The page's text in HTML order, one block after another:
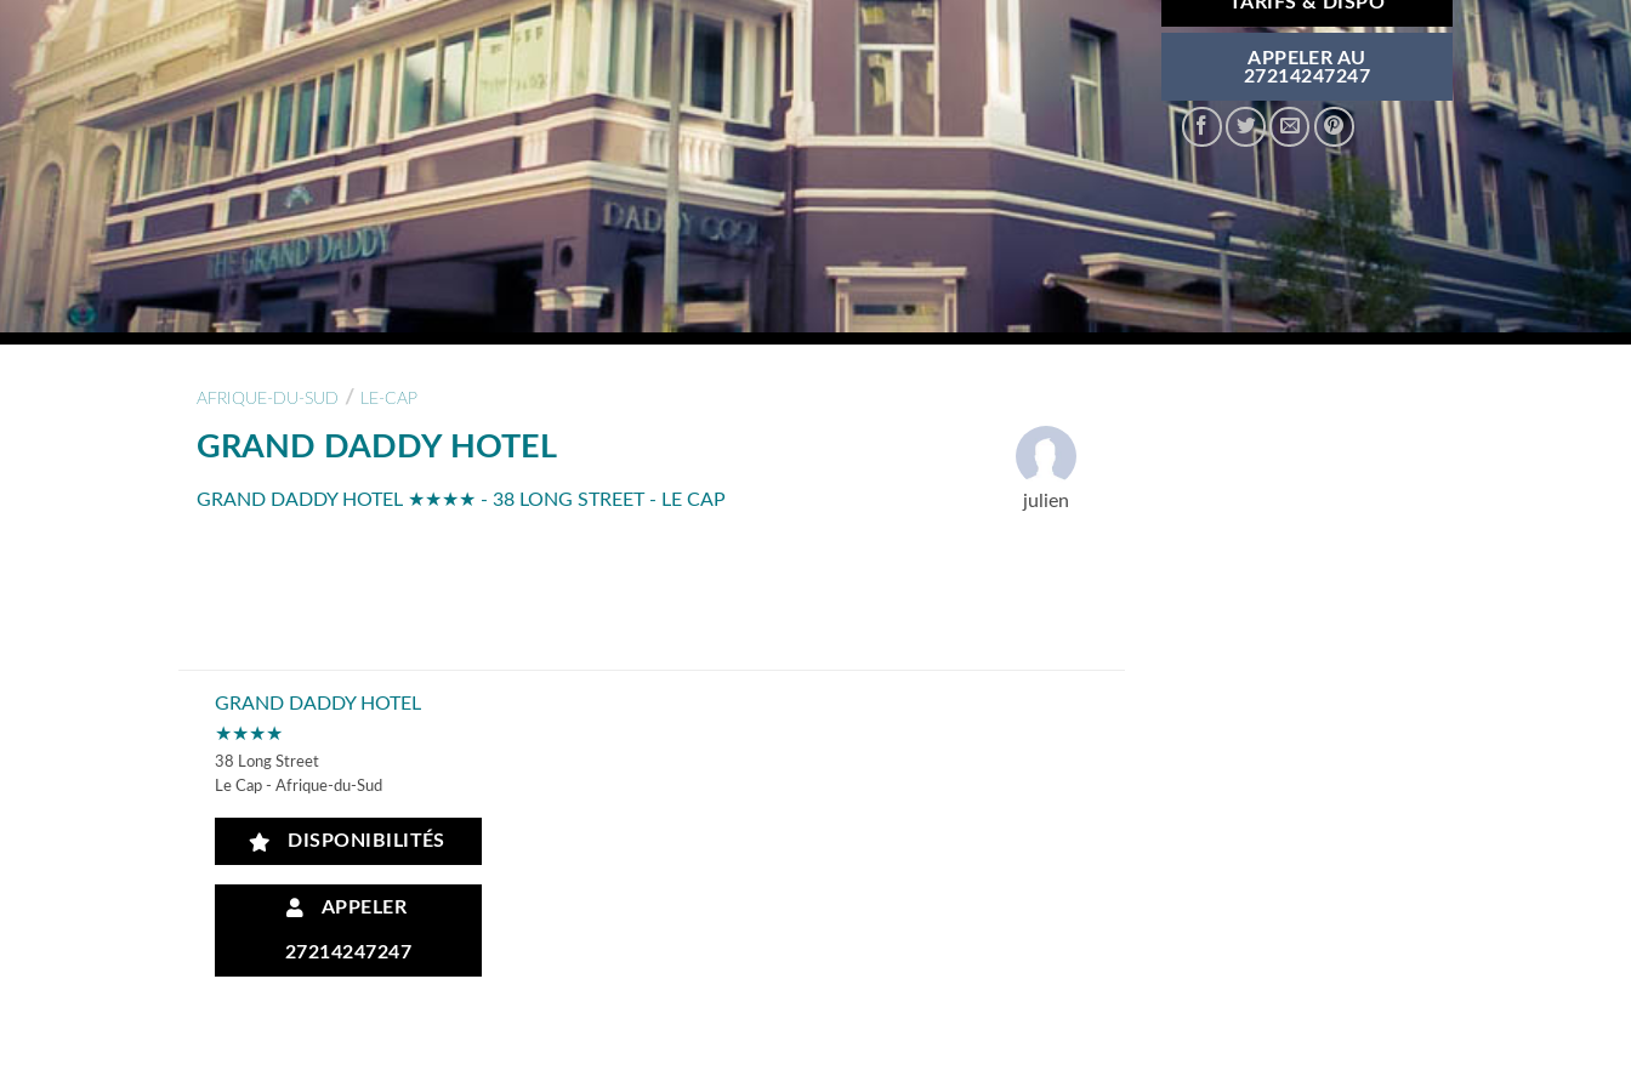
AFRIQUE-DU-SUD / LE-CAP
GRAND DADDY HOTEL
GRAND DADDY HOTEL ★★★★ - 38 LONG STREET - LE CAP julien
GRAND DADDY HOTEL
★★★★
38 Long Street
Le Cap - Afrique-du-Sud
DISPONIBILITÉS
APPELER
27214247247
APPELER AU
27214247247